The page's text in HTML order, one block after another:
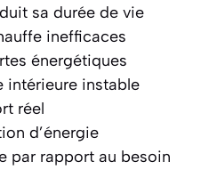
sa durée de vie
inefficaces
énergétiques
intérieure instable
réel
d’énergie
par rapport au besoin